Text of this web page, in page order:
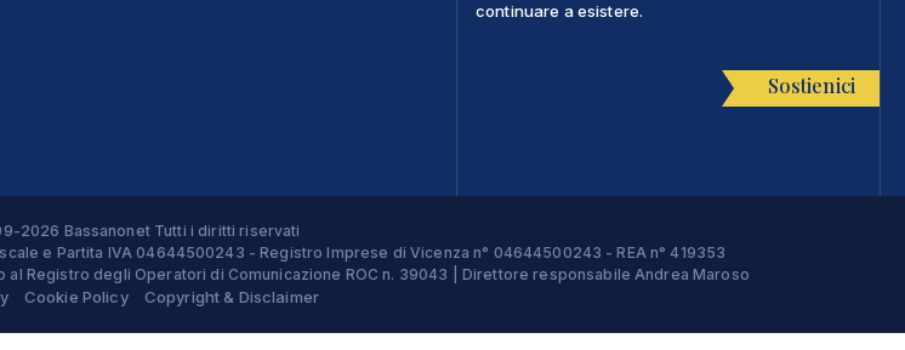
continuare a esistere.
Sostienici
2026 Bassanonet Tutti i diritti riservati
e Partita IVA 04644500243 - Registro Imprese di Vicenza n° 04644500243 - REA n° 419353
Registro degli Operatori di Comunicazione ROC n. 39043 | Direttore responsabile Andrea Maroso
Cookie Policy Copyright & Disclaimer